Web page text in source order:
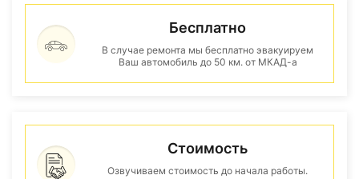
Бесплатно
В случае ремонта мы бесплатно эвакуируем
Ваш автомобиль до 50 км. от МКАД-а
Стоимость
Озвучиваем стоимость до начала работы.